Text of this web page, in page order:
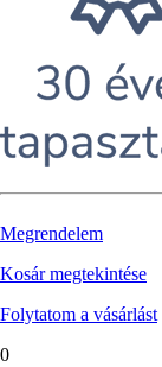
Megrendelem
Kosár megtekintése
Folytatom a vásárlást
0